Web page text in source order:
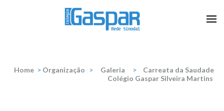
Home > Organização > Galeria >
Carreata da Saudade
Colégio Gaspar Silveira Martins